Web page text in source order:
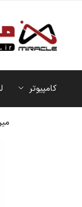
کامپیوتر